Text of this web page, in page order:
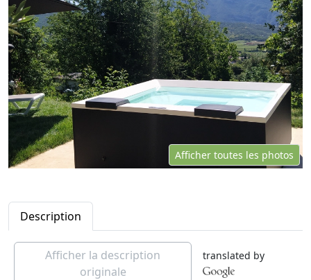
Afficher toutes les photos
Description
Afficher la description
originale
translated by